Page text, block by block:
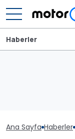
Haberler
Ana Sayfa Haberler